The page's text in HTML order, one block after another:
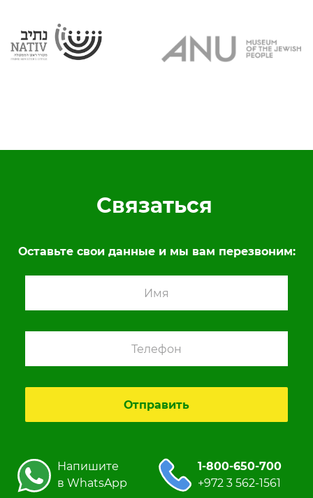
Связаться
Оставьте свои данные и мы вам перезвоним:
Напишите
в WhatsApp
1-800-650-700
+972 3 562-1561